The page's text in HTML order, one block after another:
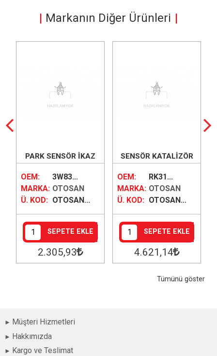
Markanın Diğer Ürünleri
PARK SENSÖR İKAZ
OEM:
3W83...
MARKA: OTOSAN
Ü. KOD: OTOSAN...
SEPETE EKLE
2.305,93
SENSÖR KATALİZÖR
OEM:
RK31...
MARKA: OTOSAN
Ü. KOD: OTOSAN...
SEPETE EKLE
4.621 ,14
Tümünü göster
Müşteri Hizmetleri
Hakkımızda
Kargo ve Teslimat